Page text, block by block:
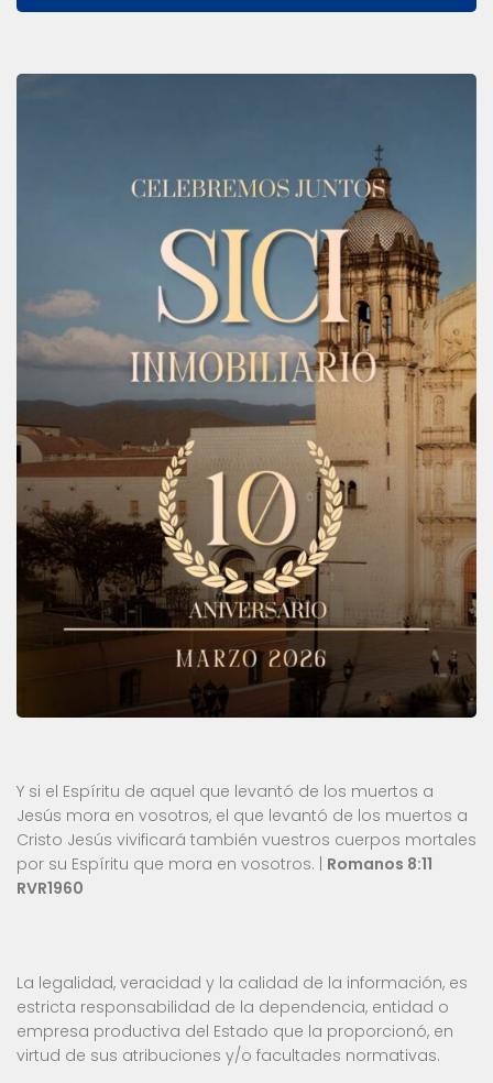
Y si el Espíritu de aquel que levantó de los muertos a
Jesús mora en vosotros, el que levantó de los muertos a
Cristo Jesús vivificará también vuestros cuerpos mortales
por su Espíritu que mora en vosotros. | Romanos 8:11
RVR1960
La legalidad, veracidad y la calidad de la información, es
estricta responsabilidad de la dependencia, entidad o
empresa productiva del Estado que la proporcionó, en
virtud de sus atribuciones y/o facultades normativas.